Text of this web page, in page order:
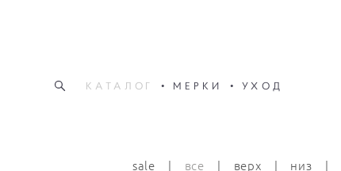
КАТАЛОГ • МЕРКИ • УХОД
sale все верх низ